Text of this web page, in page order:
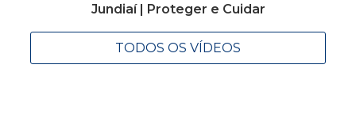
Jundiaí | Proteger e Cuidar
TODOS OS VÍDEOS